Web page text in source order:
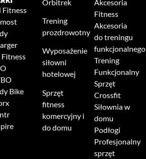
Fitness
Fitness
Bike
Orbitrek
Trening
prozdrowotny
Wyposażenie
siłowni
hotelowej
Sprzęt
fitness
komercyjny i
do domu
Akcesoria
Fitness
Akcesoria
do treningu
funkcjonalnego
Trening
Funkcjonalny
Sprzęt
Crossfit
Siłownia w
domu
Podłogi
Profesjonalny
sprzęt